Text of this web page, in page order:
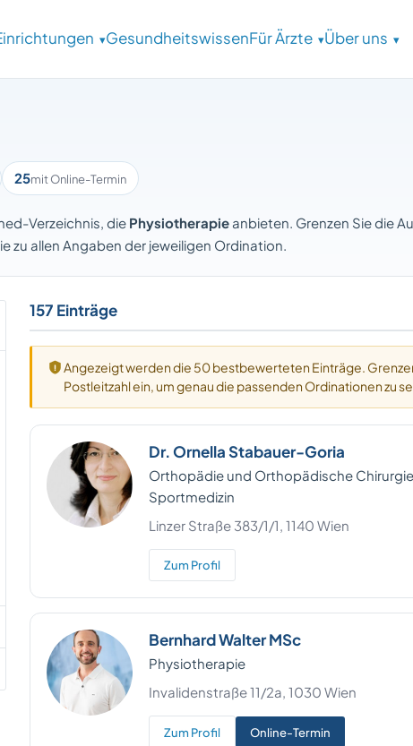
GesundheitswissenFür Ärzte Über uns
25mit Online-Termin
Verzeichnis, die Physiotherapie anbieten. Grenzen Sie die
zu allen Angaben der jeweiligen Ordination.
157 Einträge
Angezeigt werden die 50 bestbewerteten Einträge.
Postleitzahl ein, um genau die passenden Ordinationen zu
Dr. Ornella Stabauer-Goria
Orthopädie und Orthopädische
Sportmedizin
Linzer Straße 383/1/1, 1140 Wien
Zum Profil
Bernhard Walter MSc
Physiotherapie
Invalidenstraße 11/2a, 1030 Wien
Zum Profil Online-Termin